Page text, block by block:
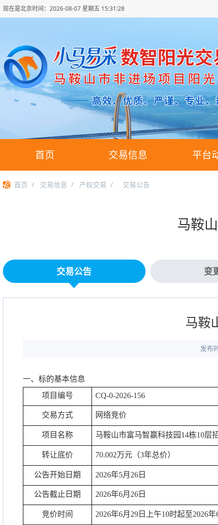
现在是北京时间： 2026-08-07 星期五 15:31:28
首页 交易信息 平台
首页 / 交易信息 / 产权交易 / 交易公告
马鞍
交易公告 变
马鞍
发布
一、标的基本信息
项目编号
CQ-0-2026-156
交易方式 网络竞价
项目名称 马鞍山市富马智赢科技园 14栋10层
转让底价 70.002万元（3年总价）
公告开始日期 2026年5月 26 日
公告截止日期 2026年6月 26 日
竞价时间 2026年6月 29 日上午10时起至2026年